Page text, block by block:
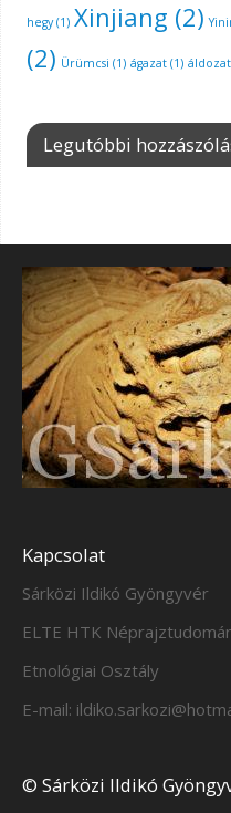
hegy(1) Xinjiang (2)
(2) Ürümcsi (1) ágazat(1) áldozat
Legutóbbi
Kapcsolat
Sárközi Ildikó Gyöngyvér
ELTE HTK
Etnológiai Osztály
E-mail:
© Sárközi Ildikó